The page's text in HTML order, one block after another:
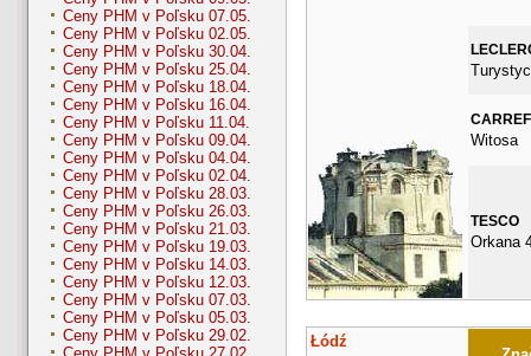
Ceny PHM v Poľsku 07.05.
Ceny PHM v Poľsku 02.05.
Ceny PHM v Poľsku 30.04.
Ceny PHM v Poľsku 25.04.
Ceny PHM v Poľsku 18.04.
Ceny PHM v Poľsku 16.04.
Ceny PHM v Poľsku 11.04.
Ceny PHM v Poľsku 09.04.
Ceny PHM v Poľsku 04.04.
Ceny PHM v Poľsku 02.04.
Ceny PHM v Poľsku 28.03.
Ceny PHM v Poľsku 26.03.
Ceny PHM v Poľsku 21.03.
Ceny PHM v Poľsku 19.03.
Ceny PHM v Poľsku 14.03.
Ceny PHM v Poľsku 12.03.
Ceny PHM v Poľsku 07.03.
Ceny PHM v Poľsku 05.03.
Ceny PHM v Poľsku 29.02.
Witosa
TESCO
Orkana
Łódź